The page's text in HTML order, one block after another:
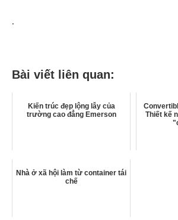
.
Bài viết liên quan:
Kiến trúc đẹp lộng lẫy của
trường cao đẳng Emerson
Thiết kế
Nhà ở xã hội làm từ container tái
chế